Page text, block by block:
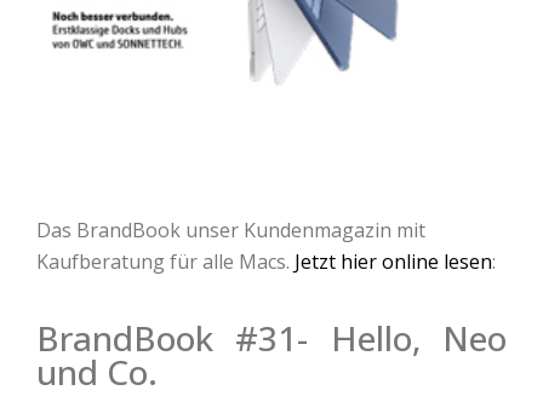
Das BrandBook unser Kundenmagazin mit
Kaufberatung für alle Macs. Jetzt hier online lesen:
BrandBook #31- Hello, Neo
und Co.